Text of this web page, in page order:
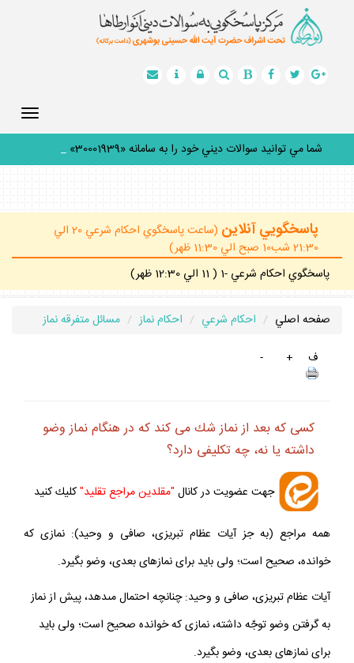
شما مي توانيد سوالات ديني خود را به سامانه «30001939» پي
پاسخگويي آنلاين
(ساعت پاسخگوي احكام شرعي 20 الي
21:30 شب10 صبح الي 11:30 ظهر)
پاسخگوي احكام شرعي -1 ( 11 الي 12:30 ظهر)
صفحه اصلي احكام شرعي احكام نماز
مسائل متفرقه نماز
ف
+
-
كسى كه بعد از نماز شك مى‏ كند كه در هنگام نماز وضو
داشته يا نه، چه تكليفى دارد؟
جهت عضويت در كانال "مقلدين مراجع تقليد"كليك كنيد
همه مراجع (به جز آيات عظام تبريزى، صافى و وحيد): نمازى كه
خوانده، صحيح است؛ ولى بايد براى نمازهاى بعدى، وضو بگيرد.
آيات عظام تبريزى، صافى و وحيد: چنانچه احتمال مى‏دهد، پيش از نماز
به گرفتن وضو توجّه داشته، نمازى كه خوانده صحيح است؛ ولى بايد
براى نمازهاى بعدى، وضو بگيرد.